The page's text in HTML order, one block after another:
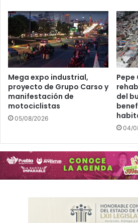
Mega expo industrial,
proyecto de Grupo Carso y
manifestación de
motociclistas
05/08/2026
del
04/